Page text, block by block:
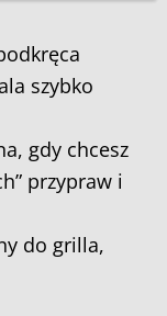
szybko
gdy chcesz
przypraw i
do grilla,